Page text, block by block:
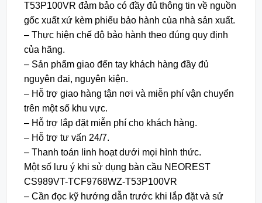
T53P100VR đảm bảo có đầy đủ thông tin về nguồn
gốc xuất xứ kèm phiếu bảo hành của nhà sản xuất.
– Thực hiện chế độ bảo hành theo đúng quy định
của hãng.
– Sản phẩm giao đến tay khách hàng đầy đủ
nguyên đai, nguyên kiện.
– Hỗ trợ giao hàng tận nơi và miễn phí vận chuyển
trên một số khu vực.
– Hỗ trợ lắp đặt miễn phí cho khách hàng.
– Hỗ trợ tư vấn 24/7.
– Thanh toán linh hoạt dưới mọi hình thức.
Một số lưu ý khi sử dụng bàn cầu NEOREST
CS989VT-TCF9768WZ-T53P100VR
– Cần đọc kỹ hướng dẫn trước khi lắp đặt và sử